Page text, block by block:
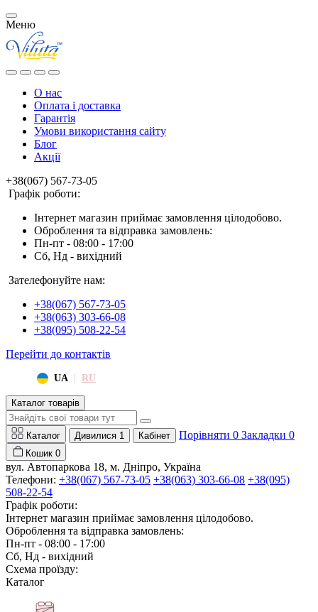
Меню
О нас
Оплата і доставка
Гарантія
Умови використання сайту
Блог
Акції
+38(067) 567-73-05
Графік роботи:
Інтернет магазин приймає замовлення цілодобово.
Оброблення та відправка замовлень:
Пн-пт - 08:00 - 17:00
Сб, Нд - вихідний
Зателефонуйте нам:
+38(067) 567-73-05
+38(063) 303-66-08
+38(095) 508-22-54
Перейти до контактів
UA | RU
Каталог товарів
Каталог Дивилися 1 Кабінет Порівняти 0 Закладки 0
Кошик 0
вул. Автопаркова 18, м. Дніпро, Україна
Телефони: +38(067) 567-73-05 +38(063) 303-66-08 +38(095)
508-22-54
Графік роботи:
Інтернет магазин приймає замовлення цілодобово.
Оброблення та відправка замовлень:
Пн-пт - 08:00 - 17:00
Сб, Нд - вихідний
Схема проїзду:
Каталог